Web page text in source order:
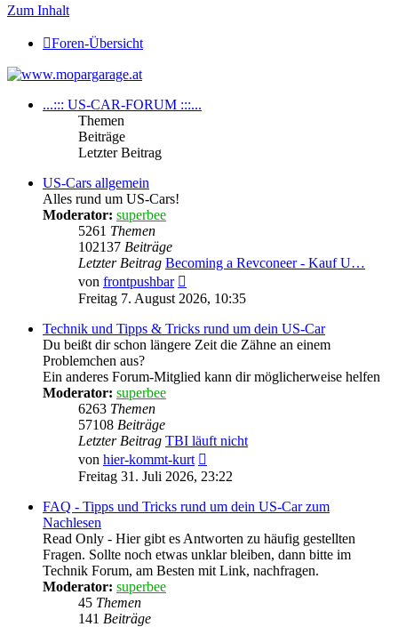
Zum Inhalt
Foren-Übersicht
...::: US-CAR-FORUM :::...
Themen
Beiträge
Letzter Beitrag
US-Cars allgemein
Alles rund um US-Cars!
Moderator: superbee
5261 Themen
102137 Beiträge
Letzter Beitrag Becoming a Revconeer - Kauf U…
von frontpushbar
Beitrag
Freitag 7. August 2026, 10:35
Technik und Tipps & Tricks rund um dein US-Car
Du beißt dir schon längere Zeit die Zähne an einem
Problemchen aus?
Ein anderes Forum-Mitglied kann dir möglicherweise helfen
Moderator: superbee
6263 Themen
57108 Beiträge
Letzter Beitrag TBI läuft nicht
von hier-kommt-kurt
Beitrag
Freitag 31. Juli 2026, 23:22
FAQ - Tipps und Tricks rund um dein US-Car zum
Nachlesen
Read Only - Hier gibt es Antworten zu häufig gestellten
Fragen. Sollte noch etwas unklar bleiben, dann bitte im
Technik Forum, am Besten mit Link, nachfragen.
Moderator: superbee
45 Themen
141 Beiträge